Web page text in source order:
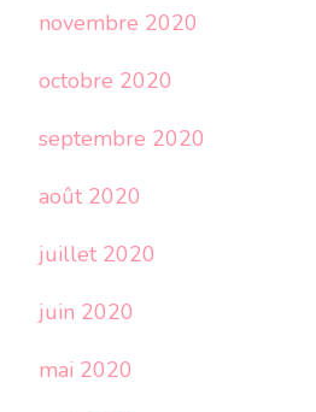
novembre 2020
octobre 2020
septembre 2020
août 2020
juillet 2020
juin 2020
mai 2020